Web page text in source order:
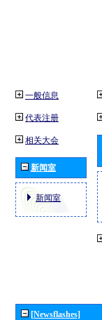
一般信息
代表注册
相关大会
新闻室
新闻室
[Newsflashes]